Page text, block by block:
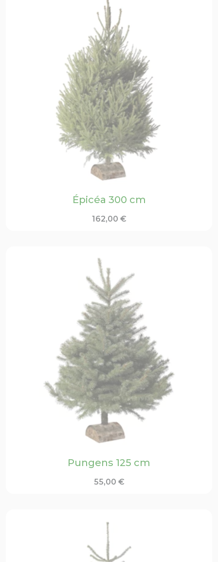
Épicéa 300 cm
162,00 €
Pungens 125 cm
55,00 €